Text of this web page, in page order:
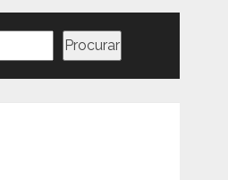
Procurar